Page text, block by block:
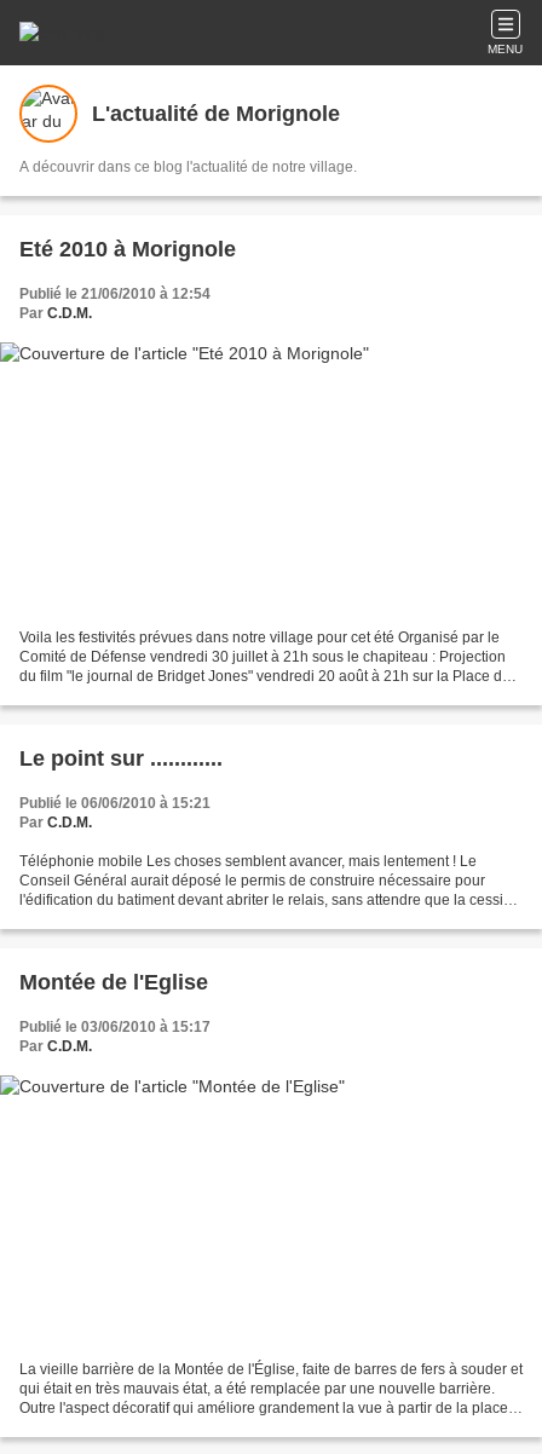
MENU
L'actualité de Morignole
A découvrir dans ce blog l'actualité de notre village.
Eté 2010 à Morignole
Publié le 21/06/2010 à 12:54
Par C.D.M.
Voila les festivités prévues dans notre village pour cet été Organisé par le
Comité de Défense vendredi 30 juillet à 21h sous le chapiteau : Projection
du film "le journal de Bridget Jones" vendredi 20 août à 21h sur la Place de
Le point sur ............
Publié le 06/06/2010 à 15:21
Par C.D.M.
Téléphonie mobile Les choses semblent avancer, mais lentement ! Le
Conseil Général aurait déposé le permis de construire nécessaire pour
l'édification du batiment devant abriter le relais, sans attendre que la cession
Montée de l'Eglise
Publié le 03/06/2010 à 15:17
Par C.D.M.
La vieille barrière de la Montée de l'Église, faite de barres de fers à souder et
qui était en très mauvais état, a été remplacée par une nouvelle barrière.
Outre l'aspect décoratif qui améliore grandement la vue à partir de la place,